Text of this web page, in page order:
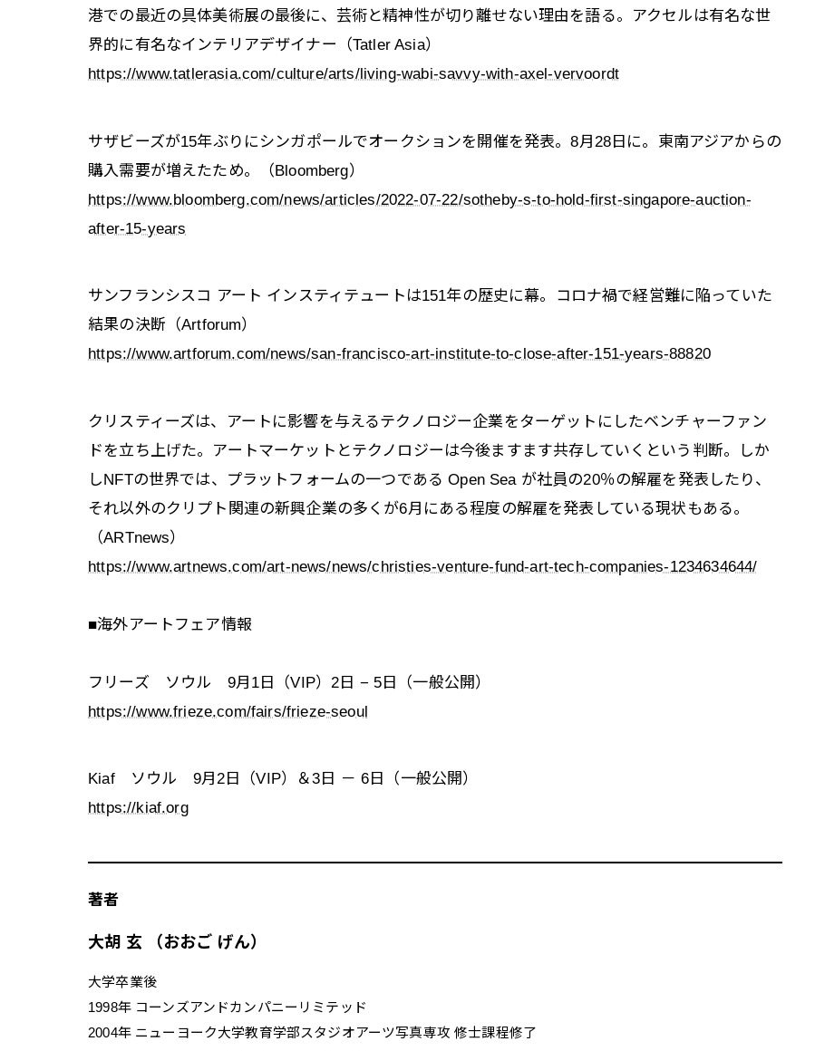
港での最近の具体美術展の最後に、芸術と精神性が切り離せない理由を語る。アクセルは有名な世
界的に有名なインテリアデザイナー（Tatler Asia）
https://www.tatlerasia.com/culture/arts/living-wabi-savvy-with-axel-vervoordt
サザビーズが15年ぶりにシンガポールでオークションを開催を発表。8月28日に。東南アジアからの
購入需要が増えたため。（Bloomberg）
https://www.bloomberg.com/news/articles/2022-07-22/sotheby-s-to-hold-first-singapore-auction-
after-15-years
サンフランシスコ アート インスティテュートは151年の歴史に幕。コロナ禍で経営難に陥っていた
結果の決断（Artforum）
https://www.artforum.com/news/san-francisco-art-institute-to-close-after-151-years-88820
クリスティーズは、アートに影響を与えるテクノロジー企業をターゲットにしたベンチャーファン
ドを立ち上げた。アートマーケットとテクノロジーは今後ますます共存していくという判断。しか
しNFTの世界では、プラットフォームの一つである Open Sea が社員の20％の解雇を発表したり、
それ以外のクリプト関連の新興企業の多くが6月にある程度の解雇を発表している現状もある。
（ARTnews）
https://www.artnews.com/art-news/news/christies-venture-fund-art-tech-companies-1234634644/
■海外アートフェア情報
フリーズ ソウル 9月1日（VIP）2日 − 5日（一般公開）
https://www.frieze.com/fairs/frieze-seoul
Kiaf ソウル 9月2日（VIP）＆3日 － 6日（一般公開）
https://kiaf.org
著者
大胡 玄 （おおご げん）
大学卒業後
1998年 コーンズアンドカンパニーリミテッド
2004年 ニューヨーク大学教育学部スタジオアーツ写真専攻 修士課程修了